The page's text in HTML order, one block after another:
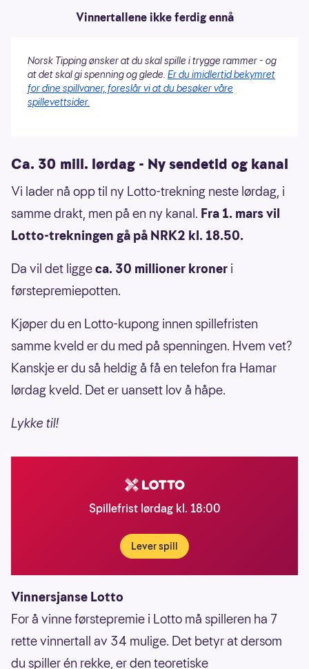
Vinnertallene ikke ferdig ennå
Norsk Tipping ønsker at du skal spille i trygge rammer - og
at det skal gi spenning og glede. Er du imidlertid bekymret
for dine spillvaner, foreslår vi at du besøker våre
spillevettsider.
Ca. 30 mill. lørdag - Ny sendetid og kanal
Vi lader nå opp til ny Lotto-trekning neste lørdag, i
samme drakt, men på en ny kanal. Fra 1. mars vil
Lotto-trekningen gå på NRK2 kl. 18.50.
Da vil det liggeca. 30 millioner kroner i
førstepremiepotten.
Kjøper du en Lotto-kupong innen spillefristen
samme kveld er du med på spenningen. Hvem vet?
Kanskje er du så heldig å få en telefon fra Hamar
lørdag kveld. Det er uansett lov å håpe.
Lykke til!
Spillefrist lørdag kl. 18:00
Lever spill
Vinnersjanse Lotto
For å vinne førstepremie i Lotto må spilleren ha 7
rette vinnertall av 34 mulige. Det betyr at dersom
du spiller én rekke, er den teoretiske